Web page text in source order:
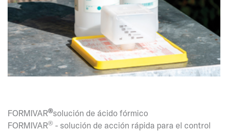
FORMIVAR®solución de ácido fórmico
FORMIVAR® - solución de acción rápida para el control